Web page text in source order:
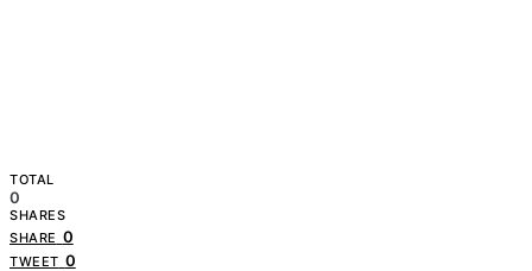
TOTAL
0
SHARES
SHARE 0
TWEET 0